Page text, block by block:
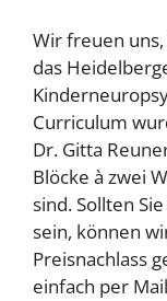
Wir freuen
das
Curriculum
Dr. Gitta
Blöcke à zwei
sind. Sollten
sein, können
Preisnachlass
einfach per